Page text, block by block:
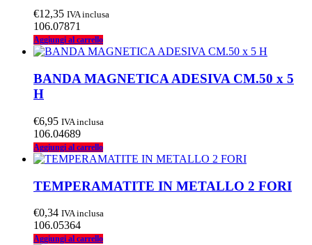
€12,35 IVA inclusa
106.07871
Aggiungi al carrello
BANDA MAGNETICA ADESIVA CM.50 x 5
H
€6,95 IVA inclusa
106.04689
Aggiungi al carrello
TEMPERAMATITE IN METALLO 2 FORI
€0,34 IVA inclusa
106.05364
Aggiungi al carrello